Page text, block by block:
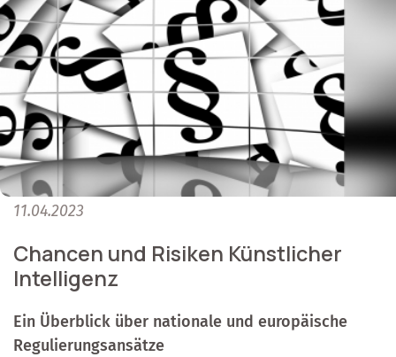
11.04.2023
Chancen und Risiken Künstlicher
Intelligenz
Ein Überblick über nationale und europäische
Regulierungsansätze